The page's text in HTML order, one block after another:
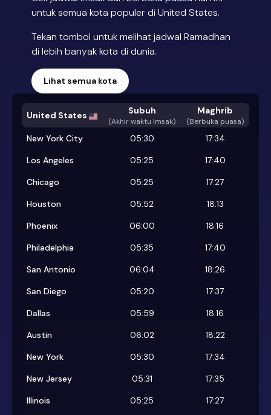
untuk semua kota populer di United States.
Tekan tombol untuk melihat jadwal Ramadhan
di lebih banyak kota di dunia.
Lihat semua kota
United States Subuh
(Akhir waktu Imsak)
Maghrib
(Berbuka puasa)
New York City 05:30
17:34
Los Angeles
05:25
17:40
Chicago
05:25
17:27
Houston
05:52
18:13
Phoenix
06:00
18:16
Philadelphia
05:35
17:40
San Antonio
06:04
18:26
San Diego
05:20
17:37
Dallas
05:59
18:16
Austin
06:02
18:22
New York
05:30
17:34
New Jersey
05:31
17:35
Illinois
05:25
17:27